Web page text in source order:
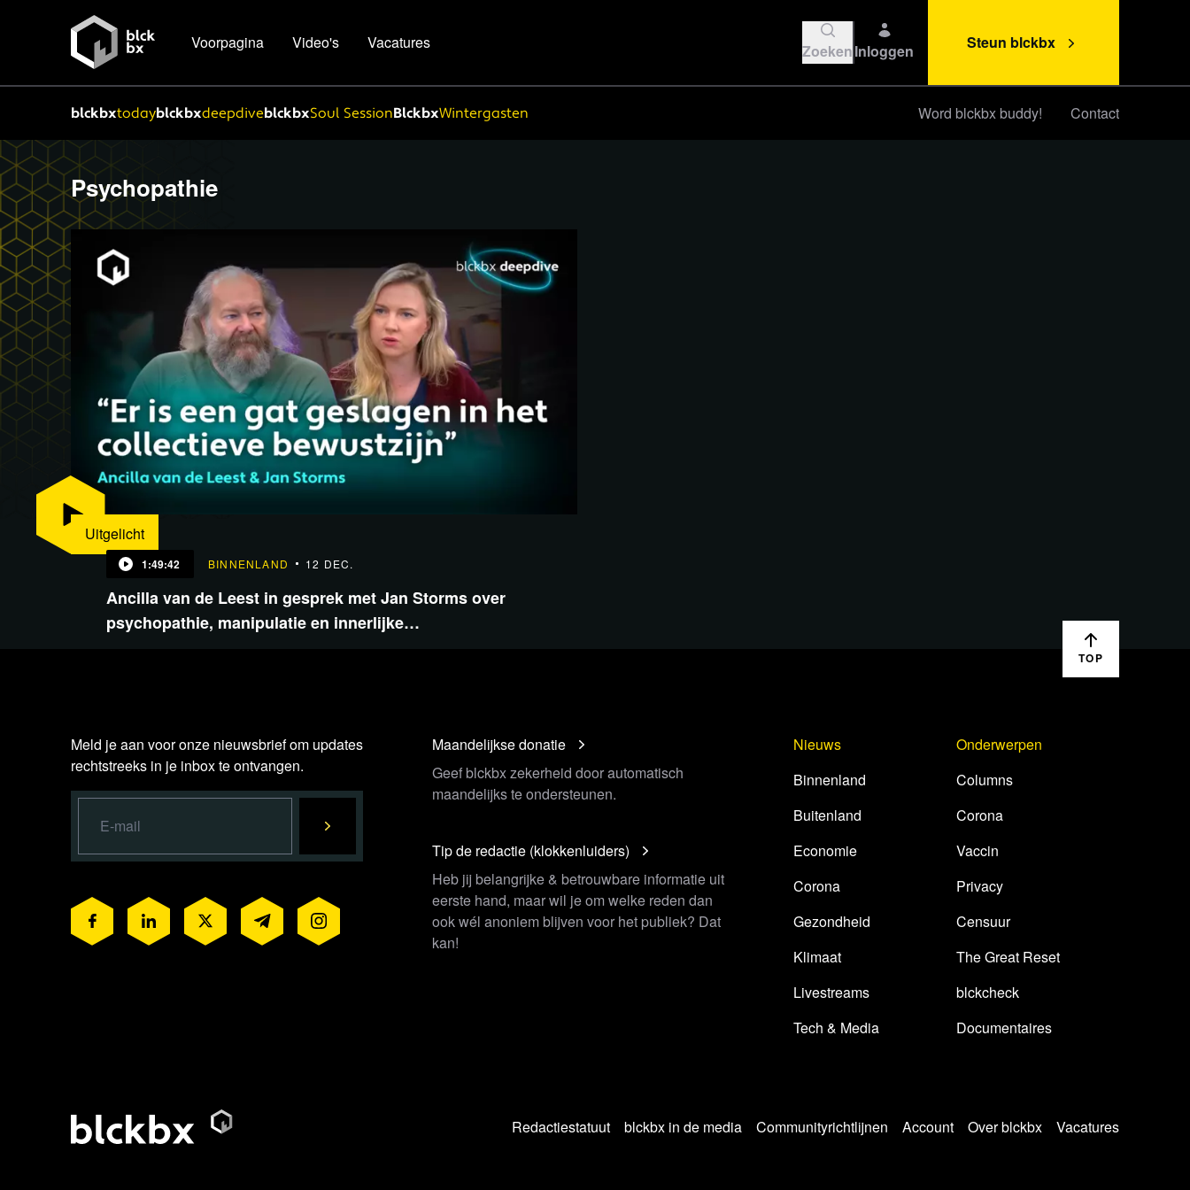
Voorpagina Video's Vacatures ZoekenInloggen Steun blckbx
blckbxtodayblckbxdeepdiveblckbxSoul SessionBlckbxWintergasten Word blckbx buddy! Contact
Psychopathie
Uitgelicht
1:49:42 BINNENLAND 12 DEC.
Ancilla van de Leest in gesprek met Jan Storms over
psychopathie, manipulatie en innerlijke…
TOP
Meld je aan voor onze nieuwsbrief om updates
rechtstreeks in je inbox te ontvangen.
Maandelijkse donatie
Geef blckbx zekerheid door automatisch
maandelijks te ondersteunen.
Tip de redactie (klokkenluiders)
Heb jij belangrijke & betrouwbare informatie uit
eerste hand, maar wil je om welke reden dan
ook wél anoniem blijven voor het publiek? Dat
kan!
Nieuws
Binnenland
Buitenland
Economie
Corona
Gezondheid
Klimaat
Livestreams
Tech & Media
Onderwerpen
Columns
Corona
Vaccin
Privacy
Censuur
The Great Reset
blckcheck
Documentaires
Redactiestatuut blckbx in de media Communityrichtlijnen Account Over blckbx Vacatures